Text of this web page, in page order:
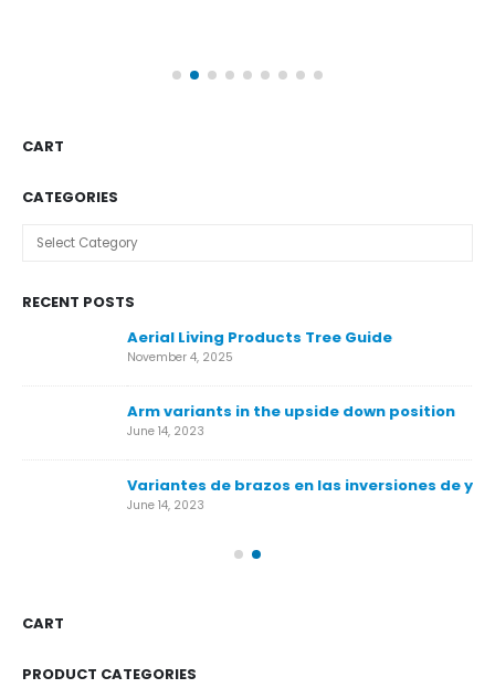
CART
CATEGORIES
Categories
RECENT POSTS
Aerial Living Products Tree Guide
Arm variants in the upside down position
Variantes de brazos en las inversiones de yoga aéreo
CART
PRODUCT CATEGORIES